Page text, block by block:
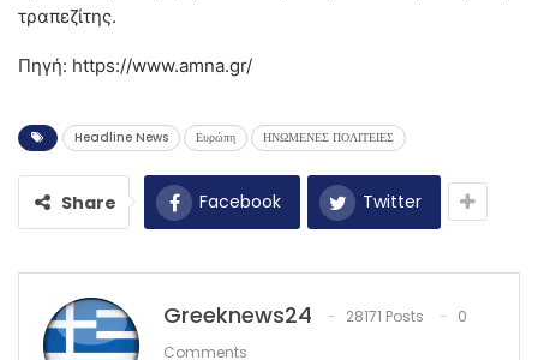
τραπεζίτης.
Πηγή: https://www.amna.gr/
Headline News Ευρώπη ΗΝΩΜΕΝΕΣ ΠΟΛΙΤΕΙΕΣ
Share Facebook Twitter
Greeknews24 28171 Posts
0
Comments